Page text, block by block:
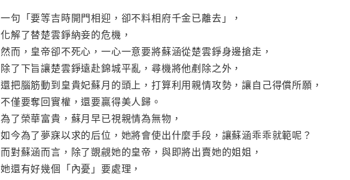
一句「要等吉時開門相迎，卻不料相府千金已離去」，
化解了替楚雲錚納妾的危機，
然而，皇帝卻不死心，一心一意要將蘇涵從楚雲錚身邊搶走，
除了下旨讓楚雲錚遠赴錦城平亂，尋機將他剷除之外，
還把腦筋動到皇貴妃蘇月的頭上，打算利用親情攻勢，讓自己得償所願，
不僅要奪回實權，還要贏得美人歸。
為了榮華富貴，蘇月早已視親情為無物，
如今為了夢寐以求的后位，她將會使出什麼手段，讓蘇涵乖乖就範呢？
而對蘇涵而言，除了覬覦她的皇帝，與即將出賣她的姐姐，
她還有好幾個「內憂」要處理，